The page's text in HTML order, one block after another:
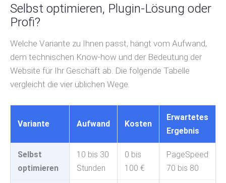
Selbst optimieren, Plugin-Lösung oder
Profi?
Welche Variante zu Ihnen passt, hängt vom Aufwand,
dem technischen Know-how und der Bedeutung der
Website für Ihr Geschäft ab. Die folgende Tabelle
vergleicht die vier üblichen Wege.
Variante Aufwand Kosten
Erwartetes
Ergebnis
Selbst
optimieren
10 bis 30
Stunden
0 bis
100 €
PageSpeed
70 bis 80